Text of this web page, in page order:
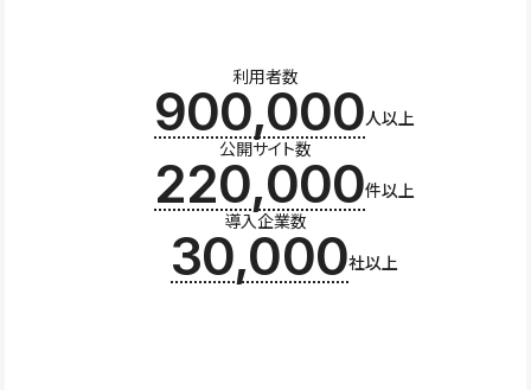
利用者数
900,000人以上
公開サイト数
220,000件以上
導入企業数
30,000社以上